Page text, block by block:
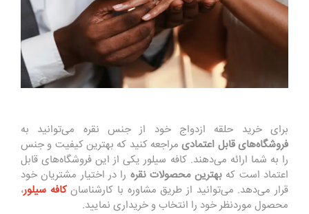
برای خرید حلقه ازدواج خود از جنس نقره می‌توانید به
فروشگاه‌های قابل اعتمادیمراجعه کنید که بهترین کیفیت و جنس
را به شما ارائه می‌دهند. کافه سیلور یکی از این فروشگاه‌های قابل
اعتماد است که بهترین محصولات نقره را در اختیار مشتریان خود
قرار می‌دهد. می‌توانید از طریق مشاوره با کارشناسانکافه سیلور،
محصول موردنظر خود را انتخاب و خریداری نمایید.